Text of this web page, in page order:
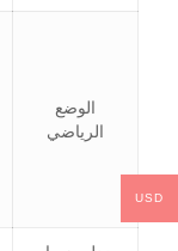
الوضع
الرياضي
USD